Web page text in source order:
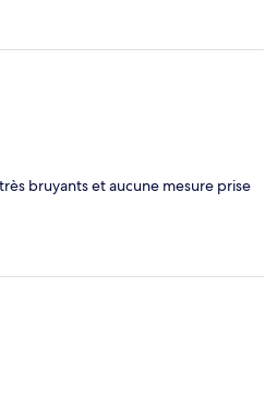
de metro. Kamer wel proper,
de keuken...
bruyants et aucune mesure prise